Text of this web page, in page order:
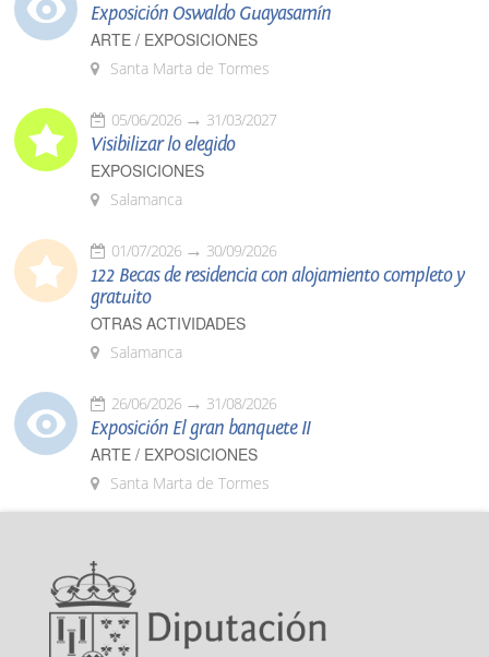
Exposición Oswaldo Guayasamín
ARTE / EXPOSICIONES
Santa Marta de Tormes
05/06/2026 31/03/2027
Visibilizar lo elegido
EXPOSICIONES
Salamanca
01/07/2026 30/09/2026
122 Becas de residencia con alojamiento completo y
gratuito
OTRAS ACTIVIDADES
Salamanca
26/06/2026 31/08/2026
Exposición El gran banquete II
ARTE / EXPOSICIONES
Santa Marta de Tormes